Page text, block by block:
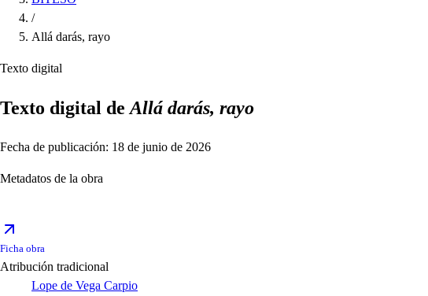
/
Allá darás, rayo
Texto digital
Texto digital de Allá darás, rayo
Fecha de publicación: 18 de junio de 2026
Metadatos de la obra
Ficha obra
Atribución tradicional
Lope de Vega Carpio